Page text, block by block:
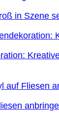
in Szene